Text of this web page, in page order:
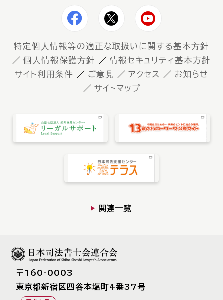
特定個⼈情報等の適正な取扱いに関する基本⽅針
個⼈情報保護⽅針
情報セキュリティ基本方針
サイト利⽤条件
ご意⾒ アクセス
お知らせ
サイトマップ
関連一覧
〒160-0003
東京都新宿区四⾕本塩町4番37号